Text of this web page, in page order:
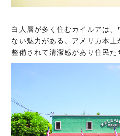
白人層が多く住むカイルアは
ない魅力がある。アメリカ本
整備されて清潔感があり住民た